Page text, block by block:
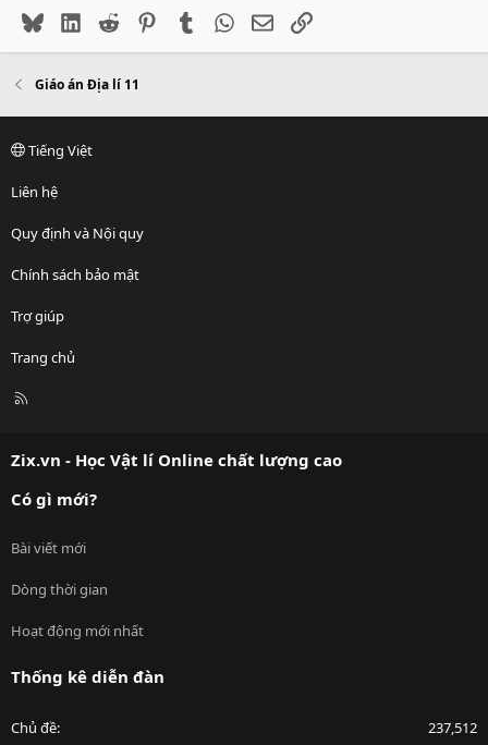
BlueskyLinkedIn
Reddit PinterestTumblr WhatsApp
EmailLink
Giáo án Địa lí 11
Tiếng Việt
Liên hệ
Quy định và Nội quy
Chính sách bảo mật
Trợ giúp
Trang chủ
R
Zix.vn - Học Vật lí Online chất lượng cao
Có gì mới?
Bài viết mới
Dòng thời gian
Hoạt động mới nhất
Thống kê diễn đàn
Chủ đề 237,512